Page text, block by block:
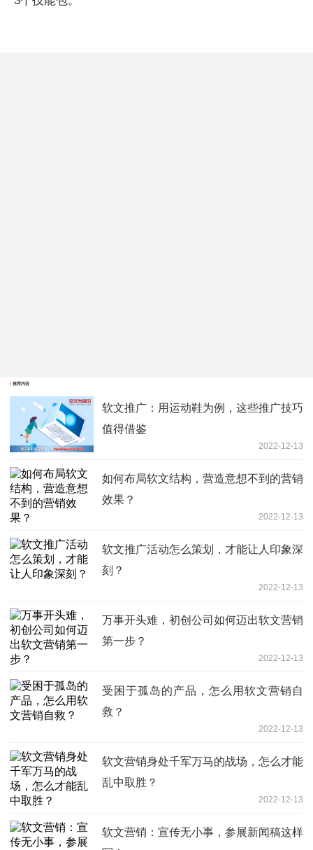
推荐内容
软文推广：用运动鞋为例，这些推广技巧
值得借鉴
2022-12-13
如何布局软文结构，营造意想不到的营销
效果？
2022-12-13
软文推广活动怎么策划，才能让人印象深
刻？
2022-12-13
万事开头难，初创公司如何迈出软文营销
第一步？
2022-12-13
受困于孤岛的产品，怎么用软文营销自
救？
2022-12-13
软文营销身处千军万马的战场，怎么才能
乱中取胜？
2022-12-13
软文营销：宣传无小事，参展新闻稿这样